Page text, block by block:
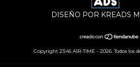
DISEÑO POR KREADS
Copyright 23:45 AIR-TIME - 2026. Todos los